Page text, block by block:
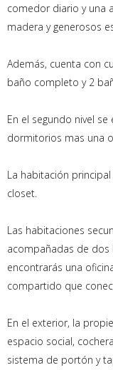
comedor diario y una
madera y generosos
Además, cuenta con
baño completo y 2
En el segundo nivel
dormitorios mas una
La habitación
closet.
Las habitaciones
acompañadas de dos
encontrarás una
compartido que
En el exterior, la
espacio social,
sistema de portón y